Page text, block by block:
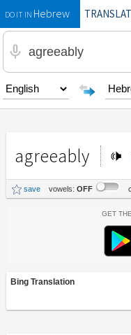
DO IT INHebrew
agreeably
save vowels: OFF
Get
Bing Translation